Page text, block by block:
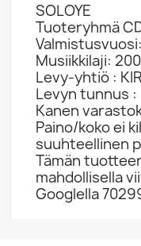
SOLOYE
Tuoteryhmä
Musiikkilaji:
Levy-yhtiö :
Levyn tunnus :
Kanen
Paino/koko ei
suuhteellinen
Tämän
mahdollisella
Googlella